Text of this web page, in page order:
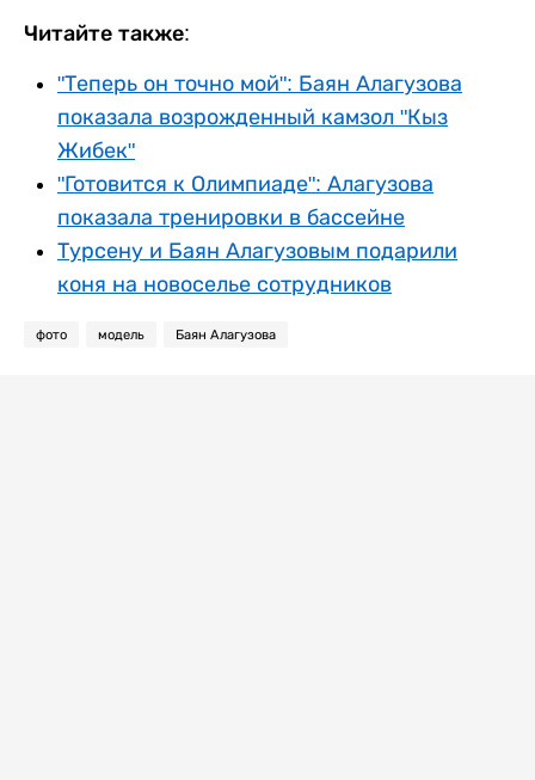
Читайте также:
"Теперь он точно мой": Баян Алагузова
показала возрожденный камзол "Кыз
Жибек"
"Готовится к Олимпиаде": Алагузова
показала тренировки в бассейне
Турсену и Баян Алагузовым подарили
коня на новоселье сотрудников
фото модель Баян Алагузова